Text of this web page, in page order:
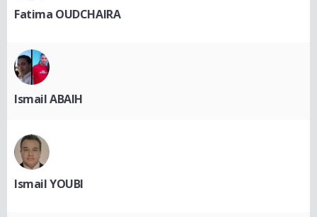
Fatima OUDCHAIRA
Ismail ABAIH
Ismail YOUBI